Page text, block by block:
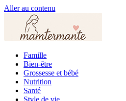
Aller au contenu
Famille
Bien-être
Grossesse et bébé
Nutrition
Santé
Style de vie